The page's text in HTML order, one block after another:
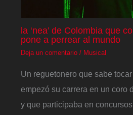
la ‘nea’ de Colombia que
pone a perrear al mundo
Deja un comentario / Musical
Un reguetonero que sabe
empezó su carrera en un coro
y que participaba en